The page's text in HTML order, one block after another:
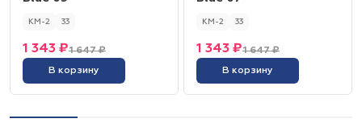
КМ-2 33
1 647 ₽
1 343 ₽
В корзину
КМ-2 33
1 647 ₽
1 343 ₽
В корзину